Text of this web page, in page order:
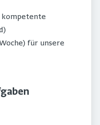
kompetente
für unsere